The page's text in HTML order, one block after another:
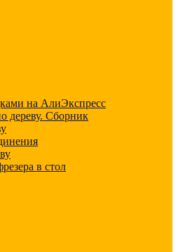
на АлиЭкспресс
дереву. Сборник
в стол